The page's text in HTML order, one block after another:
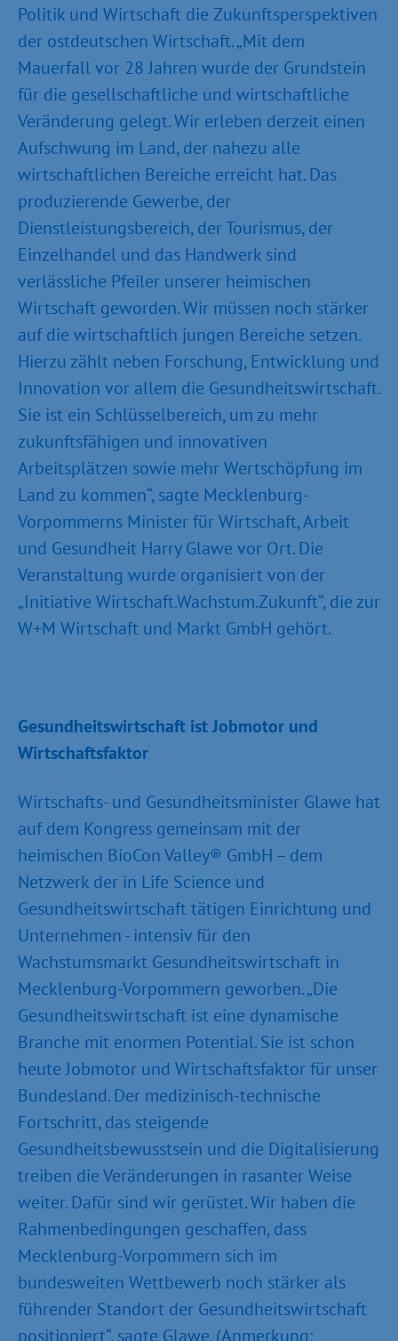
Politik und Wirtschaft die Zukunftsperspektiven
der ostdeutschen Wirtschaft. „Mit dem
Mauerfall vor 28 Jahren wurde der Grundstein
für die gesellschaftliche und wirtschaftliche
Veränderung gelegt. Wir erleben derzeit einen
Aufschwung im Land, der nahezu alle
wirtschaftlichen Bereiche erreicht hat. Das
produzierende Gewerbe, der
Dienstleistungsbereich, der Tourismus, der
Einzelhandel und das Handwerk sind
verlässliche Pfeiler unserer heimischen
Wirtschaft geworden. Wir müssen noch stärker
auf die wirtschaftlich jungen Bereiche setzen.
Hierzu zählt neben Forschung, Entwicklung und
Innovation vor allem die Gesundheitswirtschaft.
Sie ist ein Schlüsselbereich, um zu mehr
zukunftsfähigen und innovativen
Arbeitsplätzen sowie mehr Wertschöpfung im
Land zu kommen“, sagte Mecklenburg-
Vorpommerns Minister für Wirtschaft, Arbeit
und Gesundheit Harry Glawe vor Ort. Die
Veranstaltung wurde organisiert von der
„Initiative Wirtschaft.Wachstum.Zukunft“, die zur
W+M Wirtschaft und Markt GmbH gehört.
Gesundheitswirtschaft ist Jobmotor und
Wirtschaftsfaktor
Wirtschafts- und Gesundheitsminister Glawe hat
auf dem Kongress gemeinsam mit der
heimischen BioCon Valley® GmbH – dem
Netzwerk der in Life Science und
Gesundheitswirtschaft tätigen Einrichtung und
Unternehmen - intensiv für den
Wachstumsmarkt Gesundheitswirtschaft in
Mecklenburg-Vorpommern geworben. „Die
Gesundheitswirtschaft ist eine dynamische
Branche mit enormen Potential. Sie ist schon
heute Jobmotor und Wirtschaftsfaktor für unser
Bundesland. Der medizinisch-technische
Fortschritt, das steigende
Gesundheitsbewusstsein und die Digitalisierung
treiben die Veränderungen in rasanter Weise
weiter. Dafür sind wir gerüstet. Wir haben die
Rahmenbedingungen geschaffen, dass
Mecklenburg-Vorpommern sich im
bundesweiten Wettbewerb noch stärker als
führender Standort der Gesundheitswirtschaft
positioniert“, sagte Glawe. (Anmerkung: